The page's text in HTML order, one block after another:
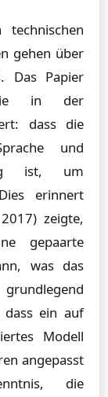
technischen
gehen über
Das Papier
in der
dass die
und
ist, um
erinnert
zeigte,
gepaarte
was das
dass ein auf
Modell
angepasst
die